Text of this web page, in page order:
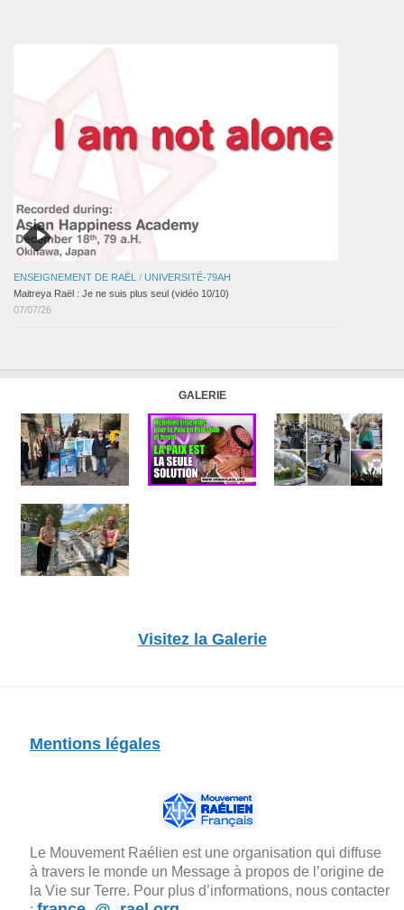
ENSEIGNEMENT DE RAËL / UNIVERSITÉ-79AH
Maitreya Raël : Je ne suis plus seul (vidéo 10/10)
07/07/26
GALERIE
Visitez la Galerie
Mentions légales
Le Mouvement Raélien est une organisation qui diffuse
à travers le monde un Message à propos de l’origine de
la Vie sur Terre. Pour plus d’informations, nous contacter